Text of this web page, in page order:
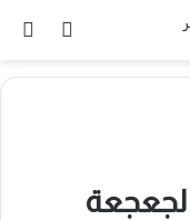
لجعجعة